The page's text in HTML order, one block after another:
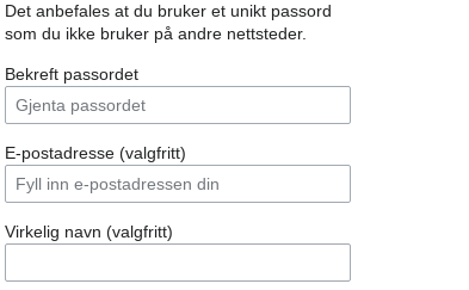
Det anbefales at du bruker et unikt passord
som du ikke bruker på andre nettsteder.
Bekreft passordet
E-postadresse (valgfritt)
Virkelig navn (valgfritt)